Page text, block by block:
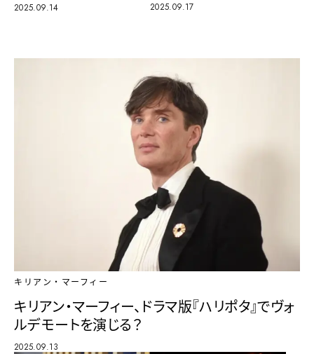
2025.09.14 2025.09.17
キリアン・マーフィー
キリアン・マーフィー、ドラマ版『ハリポタ』でヴォ
ルデモートを演じる？
2025.09.13